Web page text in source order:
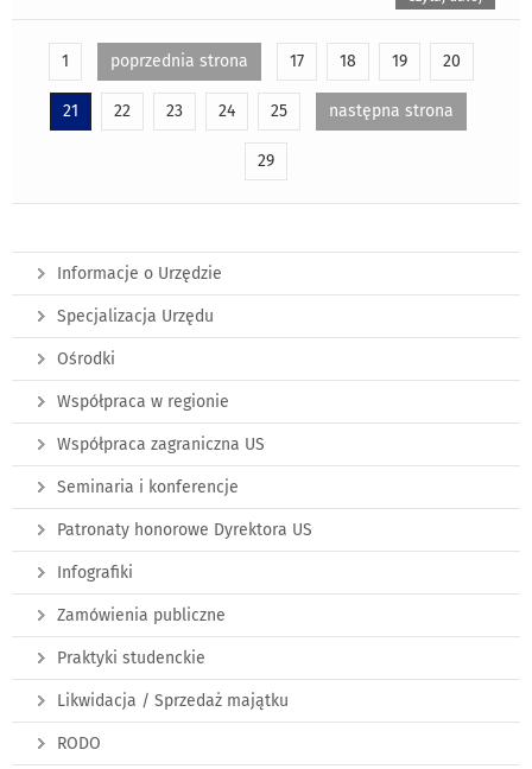
1 poprzednia strona 17 18 19 20
21 22 23 24 25 następna strona
29
Informacje o Urzędzie
Specjalizacja Urzędu
Ośrodki
Współpraca w regionie
Współpraca zagraniczna US
Seminaria i konferencje
Patronaty honorowe Dyrektora US
Infografiki
Zamówienia publiczne
Praktyki studenckie
Likwidacja / Sprzedaż majątku
RODO